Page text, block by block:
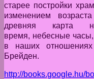
старее постройки
изменением
древняя карта
время, небесные
в наших
Брейден.
http://books.google.hu/